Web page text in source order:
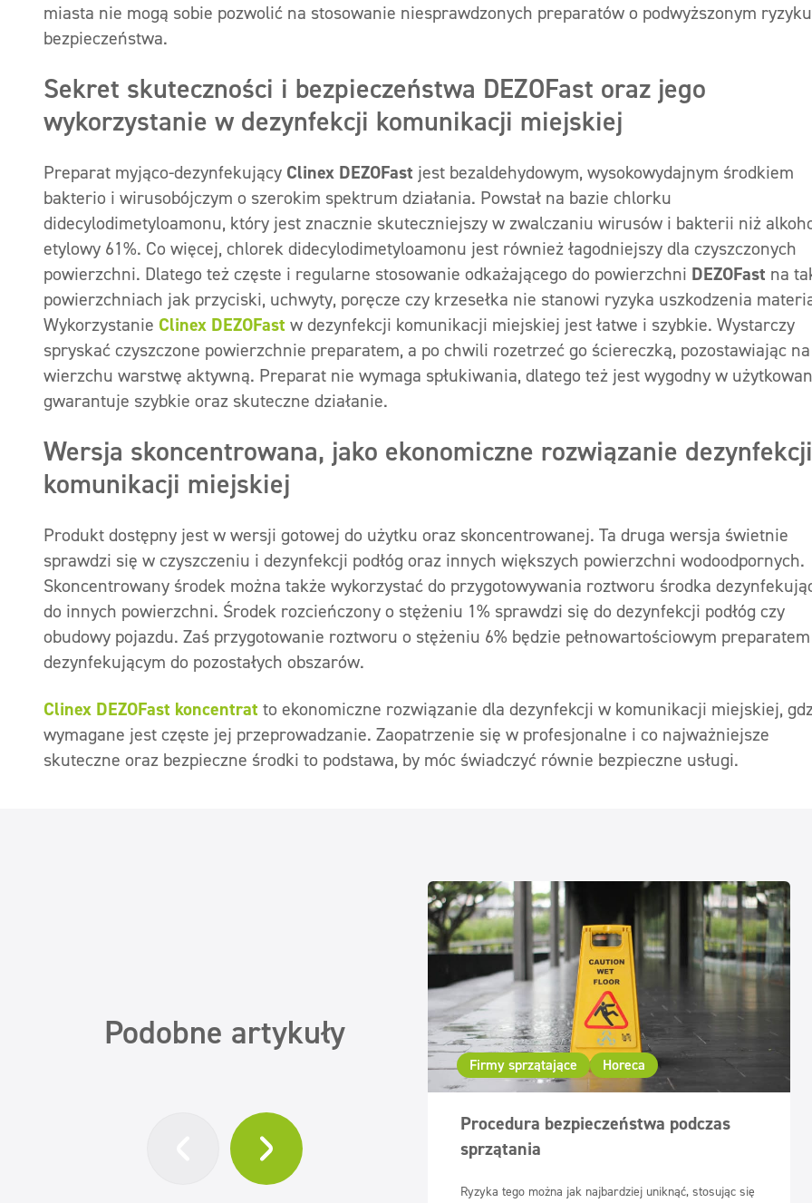
miasta nie mogą sobie pozwolić na stosowanie niesprawdzonych preparatów o podwyższonym ryzyku
bezpieczeństwa.
Sekret skuteczności i bezpieczeństwa DEZOFast oraz jego
wykorzystanie w dezynfekcji komunikacji miejskiej
Preparat myjąco-dezynfekujący Clinex DEZOFast jest bezaldehydowym, wysokowydajnym środkiem
bakterio i wirusobójczym o szerokim spektrum działania. Powstał na bazie chlorku
didecylodimetyloamonu, który jest znacznie skuteczniejszy w zwalczaniu wirusów i bakterii niż
etylowy 61%. Co więcej, chlorek didecylodimetyloamonu jest również łagodniejszy dla czyszczonych
powierzchni. Dlatego też częste i regularne stosowanie odkażającego do powierzchni DEZOFast na
powierzchniach jak przyciski, uchwyty, poręcze czy krzesełka nie stanowi ryzyka uszkodzenia
Wykorzystanie Clinex DEZOFast w dezynfekcji komunikacji miejskiej jest łatwe i szybkie. Wystarczy
spryskać czyszczone powierzchnie preparatem, a po chwili rozetrzeć go ściereczką, pozostawiając na
wierzchu warstwę aktywną. Preparat nie wymaga spłukiwania, dlatego też jest wygodny w
gwarantuje szybkie oraz skuteczne działanie.
Wersja skoncentrowana, jako ekonomiczne rozwiązanie
komunikacji miejskiej
Produkt dostępny jest w wersji gotowej do użytku oraz skoncentrowanej. Ta druga wersja świetnie
sprawdzi się w czyszczeniu i dezynfekcji podłóg oraz innych większych powierzchni wodoodpornych.
Skoncentrowany środek można także wykorzystać do przygotowywania roztworu środka
do innych powierzchni. Środek rozcieńczony o stężeniu 1% sprawdzi się do dezynfekcji podłóg czy
obudowy pojazdu. Zaś przygotowanie roztworu o stężeniu 6% będzie pełnowartościowym preparatem
dezynfekującym do pozostałych obszarów.
Clinex DEZOFast koncentrat to ekonomiczne rozwiązanie dla dezynfekcji w komunikacji miejskiej,
wymagane jest częste jej przeprowadzanie. Zaopatrzenie się w profesjonalne i co najważniejsze
skuteczne oraz bezpieczne środki to podstawa, by móc świadczyć równie bezpieczne usługi.
Podobne artykuły
Firmy sprzątające Horeca
Procedura bezpieczeństwa podczas
sprzątania
Ryzyka tego można jak najbardziej uniknąć, stosując się